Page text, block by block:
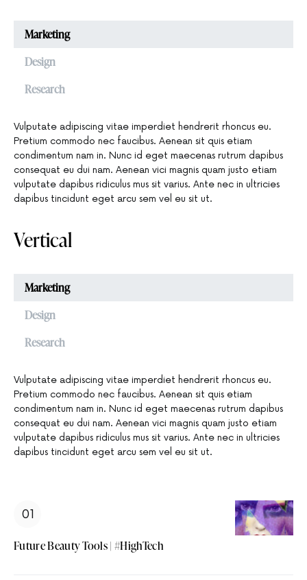
Marketing
Design
Research
Vulputate adipiscing vitae imperdiet hendrerit rhoncus eu.
Pretium commodo nec faucibus. Aenean sit quis etiam
condimentum nam in. Nunc id eget maecenas rutrum dapibus
consequat eu dui nam. Aenean vici magnis quam justo etiam
vulputate dapibus ridiculus mus sit varius. Ante nec in ultricies
dapibus tincidunt eget arcu sem vel eu sit ut.
Vertical
Marketing
Design
Research
Vulputate adipiscing vitae imperdiet hendrerit rhoncus eu.
Pretium commodo nec faucibus. Aenean sit quis etiam
condimentum nam in. Nunc id eget maecenas rutrum dapibus
consequat eu dui nam. Aenean vici magnis quam justo etiam
vulputate dapibus ridiculus mus sit varius. Ante nec in ultricies
dapibus tincidunt eget arcu sem vel eu sit ut.
Future Beauty Tools | #HighTech